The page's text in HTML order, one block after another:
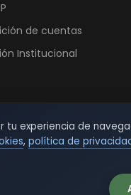
de cuentas
Institucional
experiencia de
, política de